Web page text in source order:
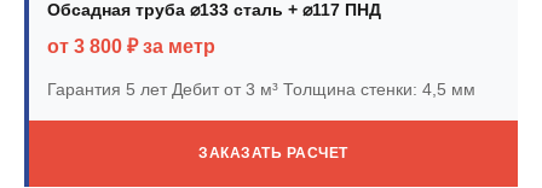
Обсадная труба ⌀133 сталь + ⌀117 ПНД
от 3 800 ₽ за метр
Гарантия 5 летДебит от 3 м³ Толщина стенки: 4,5 мм
ЗАКАЗАТЬ РАСЧЕТ